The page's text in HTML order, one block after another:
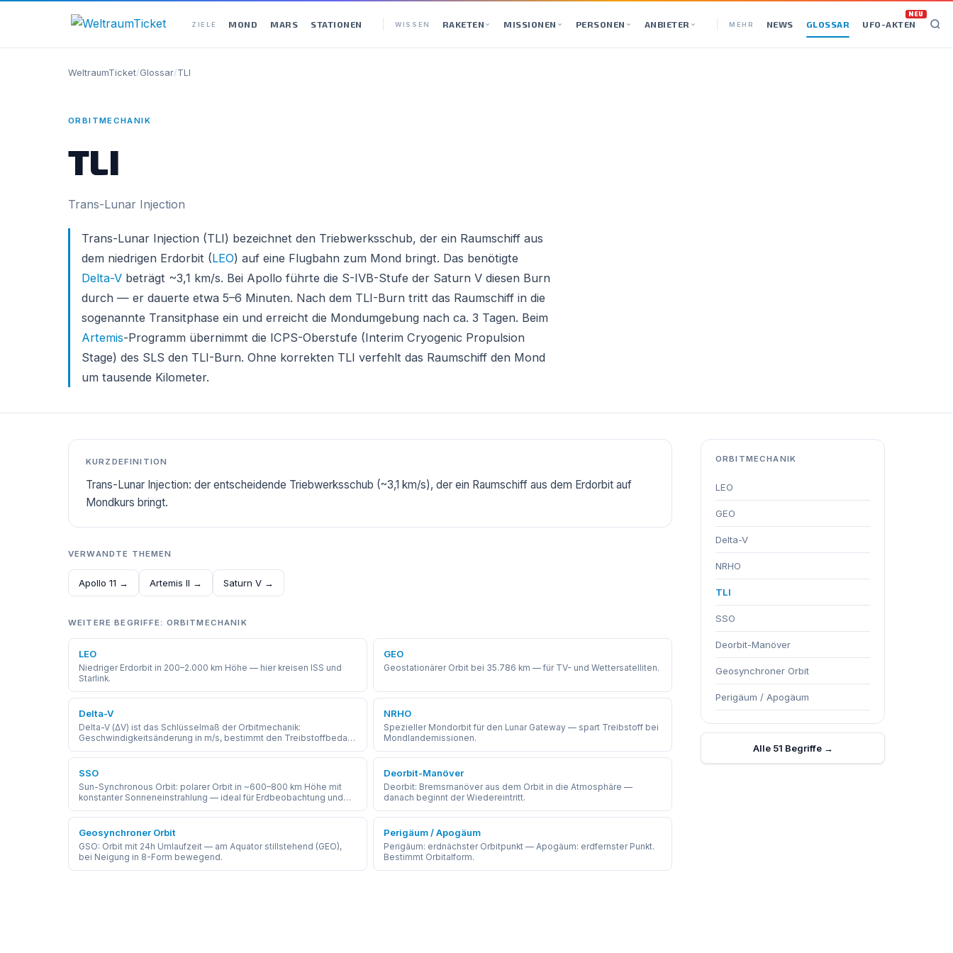
ZIELE MOND MARS STATIONEN WISSEN RAKETEN MISSIONEN PERSONEN ANBIETER MEHR NEWS GLOSSAR UFO-AKTEN
NEU
WeltraumTicket/Glossar/TLI
ORBITMECHANIK
TLI
Trans-Lunar Injection
Trans-Lunar Injection (TLI) bezeichnet den Triebwerksschub, der ein Raumschiff aus
dem niedrigen Erdorbit (LEO) auf eine Flugbahn zum Mond bringt. Das benötigte
Delta-V beträgt ~3,1 km/s. Bei Apollo führte die S-IVB-Stufe der Saturn V diesen Burn
durch — er dauerte etwa 5–6 Minuten. Nach dem TLI-Burn tritt das Raumschiff in die
sogenannte Transitphase ein und erreicht die Mondumgebung nach ca. 3 Tagen. Beim
Artemis-Programm übernimmt die ICPS-Oberstufe (Interim Cryogenic Propulsion
Stage) des SLS den TLI-Burn. Ohne korrekten TLI verfehlt das Raumschiff den Mond
um tausende Kilometer.
KURZDEFINITION
Trans-Lunar Injection: der entscheidende Triebwerksschub (~3,1 km/s), der ein Raumschiff aus dem Erdorbit auf
Mondkurs bringt.
VERWANDTE THEMEN
Apollo 11 → Artemis II → Saturn V →
WEITERE BEGRIFFE: ORBITMECHANIK
LEO
Niedriger Erdorbit in 200–2.000 km Höhe — hier kreisen ISS und
Starlink.
GEO
Geostationärer Orbit bei 35.786 km — für TV- und Wettersatelliten.
Delta-V
Delta-V (ΔV) ist das Schlüsselmaß der Orbitmechanik:
Geschwindigkeitsänderung in m/s, bestimmt den Treibstoffbedarf
jedes Manövers.
NRHO
Spezieller Mondorbit für den Lunar Gateway — spart Treibstoff bei
Mondlandemissionen.
SSO
Sun-Synchronous Orbit: polarer Orbit in ~600–800 km Höhe mit
konstanter Sonneneinstrahlung — ideal für Erdbeobachtung und
Wettersatelliten.
Deorbit-Manöver
Deorbit: Bremsmanöver aus dem Orbit in die Atmosphäre —
danach beginnt der Wiedereintritt.
Geosynchroner Orbit
GSO: Orbit mit 24h Umlaufzeit — am Äquator stillstehend (GEO),
bei Neigung in 8-Form bewegend.
Perigäum / Apogäum
Perigäum: erdnächster Orbitpunkt — Apogäum: erdfernster Punkt.
Bestimmt Orbitalform.
ORBITMECHANIK
LEO
GEO
Delta-V
NRHO
TLI
SSO
Deorbit-Manöver
Geosynchroner Orbit
Perigäum / Apogäum
Alle 51 Begriffe →